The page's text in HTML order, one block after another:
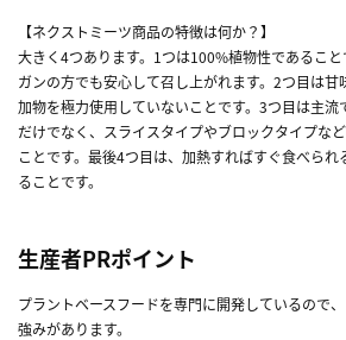
【ネクストミーツ商品の特徴は何か？】
大きく4つあります。1つは100%植物性であるこ
ガンの方でも安心して召し上がれます。2つ目は
加物を極力使用していないことです。3つ目は主流
だけでなく、スライスタイプやブロックタイプな
ことです。最後4つ目は、加熱すればすぐ食べら
ることです。
生産者PRポイント
プラントベースフードを専門に開発しているので
強みがあります。